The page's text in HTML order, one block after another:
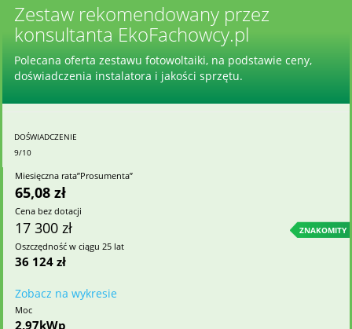
Zestaw rekomendowany przez
konsultanta EkoFachowcy.pl
Polecana oferta zestawu fotowoltaiki, na podstawie ceny,
doświadczenia instalatora i jakości sprzętu.
DOŚWIADCZENIE
9/10
Miesięczna rata”Prosumenta”
65,08 zł
Cena bez dotacji
17 300 zł ZNAKOMITY
Oszczędność w ciągu 25 lat
36 124 zł
Zobacz na wykresie
Moc
2,97kWp